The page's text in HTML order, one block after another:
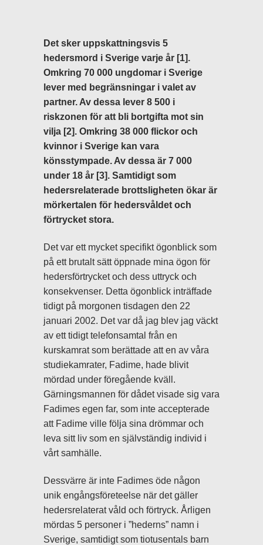
Det sker uppskattningsvis 5
hedersmord i Sverige varje år [1].
Omkring 70 000 ungdomar i Sverige
lever med begränsningar i valet av
partner. Av dessa lever 8 500 i
riskzonen för att bli bortgifta mot sin
vilja [2]. Omkring 38 000 flickor och
kvinnor i Sverige kan vara
könsstympade. Av dessa är 7 000
under 18 år [3]. Samtidigt som
hedersrelaterade brottsligheten ökar är
mörkertalen för hedersvåldet och
förtrycket stora.
Det var ett mycket specifikt ögonblick som
på ett brutalt sätt öppnade mina ögon för
hedersförtrycket och dess uttryck och
konsekvenser. Detta ögonblick inträffade
tidigt på morgonen tisdagen den 22
januari 2002. Det var då jag blev jag väckt
av ett tidigt telefonsamtal från en
kurskamrat som berättade att en av våra
studiekamrater, Fadime, hade blivit
mördad under föregående kväll.
Gärningsmannen för dådet visade sig vara
Fadimes egen far, som inte accepterade
att Fadime ville följa sina drömmar och
leva sitt liv som en självständig individ i
vårt samhälle.
Dessvärre är inte Fadimes öde någon
unik engångsföreteelse när det gäller
hedersrelaterat våld och förtryck. Årligen
mördas 5 personer i ”hederns” namn i
Sverige, samtidigt som tiotusentals barn